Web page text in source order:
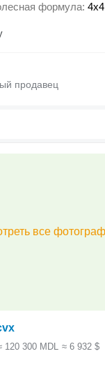
формула 4x4
120 300 MDL ≈ 6 932 $